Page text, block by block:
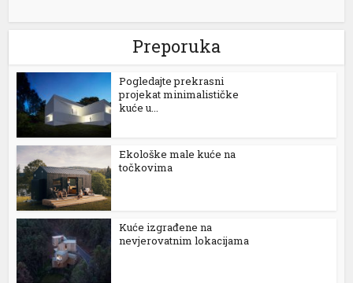
Preporuka
Pogledajte prekrasni
projekat minimalističke
kuće u...
Ekološke male kuće na
točkovima
Kuće izgrađene na
nevjerovatnim lokacijama